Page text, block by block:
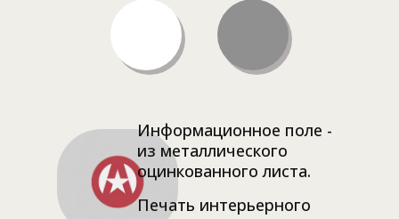
Печать интерьерного
Информационное поле -
из металлического
оцинкованного листа.